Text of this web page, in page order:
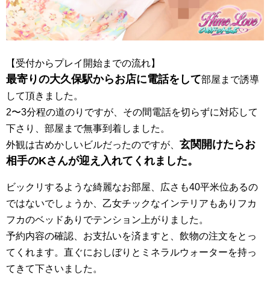
【受付からプレイ開始までの流れ】
最寄りの大久保駅からお店に電話をして部屋まで誘導
して頂きました。
2〜3分程の道のりですが、その間電話を切らずに対応して
下さり、部屋まで無事到着しました。
外観は古めかしいビルだったのですが、 玄関開けたらお
相手のKさんが迎え入れてくれました。
ビックリするような綺麗なお部屋、広さも40平米位あるの
ではないでしょうか、乙女チックなインテリアもありフカ
フカのベッドありでテンション上がりました。
予約内容の確認、 お支払いを済ますと、飲物の注文をとっ
てくれます。直ぐにおしぼりとミネラルウォーターを持っ
てきて下さいました。